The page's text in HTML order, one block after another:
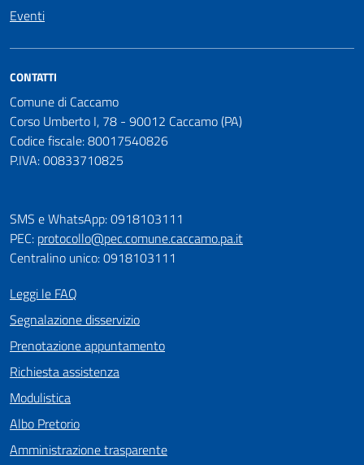
Eventi
CONTATTI
Comune di Caccamo
Corso Umberto I, 78 - 90012 Caccamo (PA)
Codice fiscale: 80017540826
P.IVA: 00833710825
SMS e WhatsApp: 0918103111
PEC: protocollo@pec.comune.caccamo.pa.it
Centralino unico: 0918103111
Leggi le FAQ
Segnalazione disservizio
Prenotazione appuntamento
Richiesta assistenza
Modulistica
Albo Pretorio
Amministrazione trasparente